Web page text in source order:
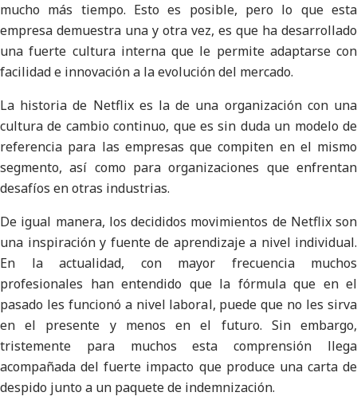
mucho más tiempo. Esto es posible, pero lo que esta
empresa demuestra una y otra vez, es que ha desarrollado
una fuerte cultura interna que le permite adaptarse con
facilidad e innovación a la evolución del mercado.
La historia de Netflix es la de una organización con una
cultura de cambio continuo, que es sin duda un modelo de
referencia para las empresas que compiten en el mismo
segmento, así como para organizaciones que enfrentan
desafíos en otras industrias.
De igual manera, los decididos movimientos de Netflix son
una inspiración y fuente de aprendizaje a nivel individual.
En la actualidad, con mayor frecuencia muchos
profesionales han entendido que la fórmula que en el
pasado les funcionó a nivel laboral, puede que no les sirva
en el presente y menos en el futuro. Sin embargo,
tristemente para muchos esta comprensión llega
acompañada del fuerte impacto que produce una carta de
despido junto a un paquete de indemnización.